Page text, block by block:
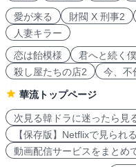
愛が来る 財閥 X 刑事2
人妻キラー
恋は飴模様
君へと続く
殺し屋たちの店2
今、不
華流トップページ
次見る韓ドラに迷ったら見
【保存版】Netflixで見られ
動画配信サービスをまとめ